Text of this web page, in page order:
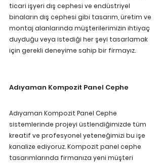
ticari işyeri dış cephesi ve endüstriyel
binaların dış cephesi gibi tasarım, üretim ve
montaj alanlarında müşterilerimizin ihtiyaç
duyduğu veya istediği her şeyi tasarlamak
için gerekli deneyime sahip bir firmayız.
Adıyaman Kompozit Panel Cephe
Adıyaman Kompozit Panel Cephe
sistemlerinde projeyi üstlendiğimizde tüm
kreatif ve profesyonel yeteneğimizi bu işe
kanalize ediyoruz. Kompozit panel cephe
tasarımlarında firmanıza yeni müşteri